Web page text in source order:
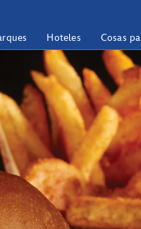
Hoteles Cosas